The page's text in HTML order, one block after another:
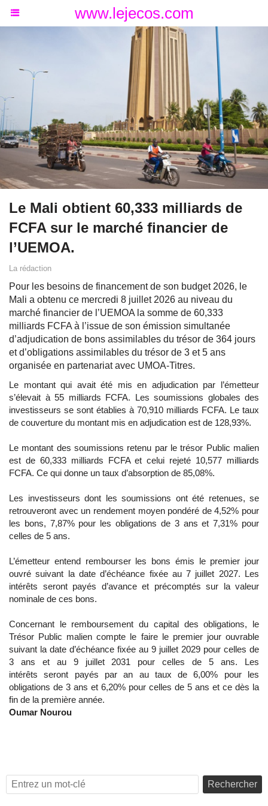
www.lejecos.com
Le Mali obtient 60,333 milliards de
FCFA sur le marché financier de
l’UEMOA.
La rédaction
Pour les besoins de financement de son budget 2026, le
Mali a obtenu ce mercredi 8 juillet 2026 au niveau du
marché financier de l’UEMOA la somme de 60,333
milliards FCFA à l’issue de son émission simultanée
d’adjudication de bons assimilables du trésor de 364 jours
et d’obligations assimilables du trésor de 3 et 5 ans
organisée en partenariat avec UMOA-Titres.
Le montant qui avait été mis en adjudication par l’émetteur
s’élevait à 55 milliards FCFA. Les soumissions globales des
investisseurs se sont établies à 70,910 milliards FCFA. Le taux
de couverture du montant mis en adjudication est de 128,93%.
Le montant des soumissions retenu par le trésor Public malien
est de 60,333 milliards FCFA et celui rejeté 10,577 milliards
FCFA. Ce qui donne un taux d’absorption de 85,08%.
Les investisseurs dont les soumissions ont été retenues, se
retrouveront avec un rendement moyen pondéré de 4,52% pour
les bons, 7,87% pour les obligations de 3 ans et 7,31% pour
celles de 5 ans.
L’émetteur entend rembourser les bons émis le premier jour
ouvré suivant la date d’échéance fixée au 7 juillet 2027. Les
intérêts seront payés d’avance et précomptés sur la valeur
nominale de ces bons.
Concernant le remboursement du capital des obligations, le
Trésor Public malien compte le faire le premier jour ouvrable
suivant la date d’échéance fixée au 9 juillet 2029 pour celles de
3 ans et au 9 juillet 2031 pour celles de 5 ans. Les
intérêts seront payés par an au taux de 6,00% pour les
obligations de 3 ans et 6,20% pour celles de 5 ans et ce dès la
fin de la première année.
Oumar Nourou
Rechercher